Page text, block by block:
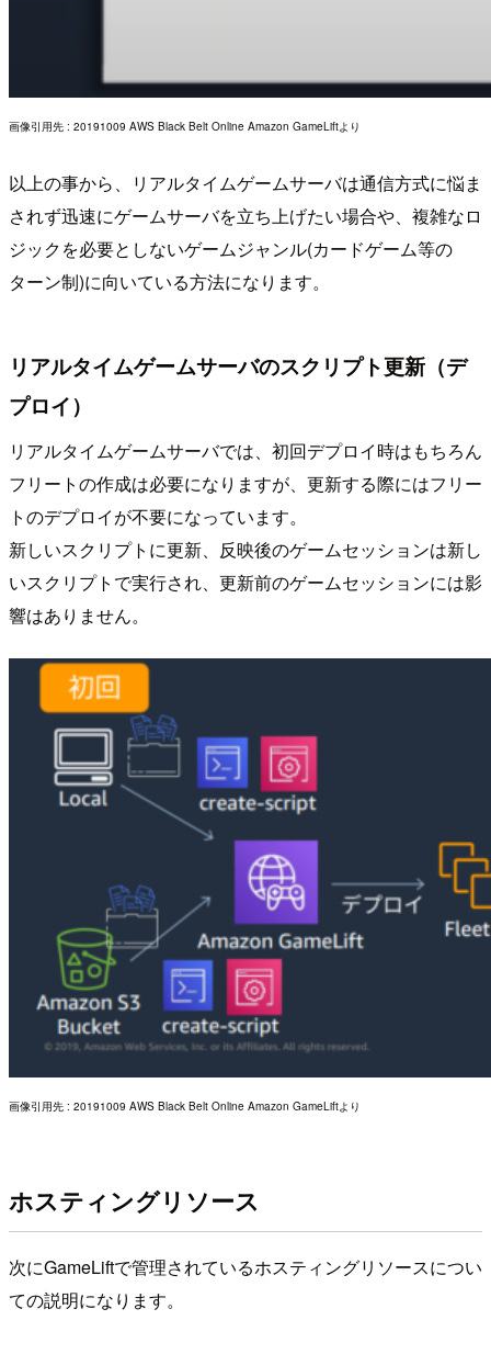
画像引用先 : 20191009 AWS Black Belt Online Amazon GameLiftより
以上の事から、リアルタイムゲームサーバは通信方式に悩ま
されず迅速にゲームサーバを立ち上げたい場合や、複雑なロ
ジックを必要としないゲームジャンル(カードゲーム等の
ターン制)に向いている方法になります。
リアルタイムゲームサーバのスクリプト更新（デ
プロイ）
リアルタイムゲームサーバでは、初回デプロイ時はもちろん
フリートの作成は必要になりますが、更新する際にはフリー
トのデプロイが不要になっています。
新しいスクリプトに更新、反映後のゲームセッションは新し
いスクリプトで実行され、更新前のゲームセッションには影
響はありません。
画像引用先 : 20191009 AWS Black Belt Online Amazon GameLiftより
ホスティングリソース
次にGameLiftで管理されているホスティングリソースについ
ての説明になります。